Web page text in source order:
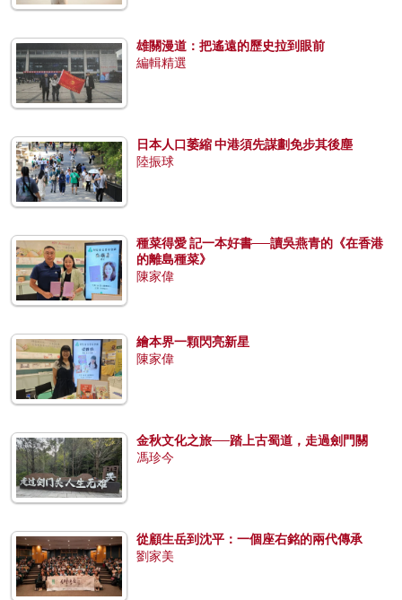
雄關漫道：把遙遠的歷史拉到眼前
編輯精選
日本人口萎縮 中港須先謀劃免步其後塵
陸振球
種菜得愛 記一本好書──讀吳燕青的《在香港
的離島種菜》
陳家偉
繪本界一顆閃亮新星
陳家偉
金秋文化之旅──踏上古蜀道，走過劍門關
馮珍今
從顧生岳到沈平：一個座右銘的兩代傳承
劉家美